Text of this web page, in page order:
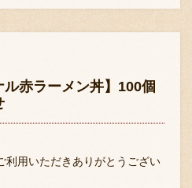
ル赤ラーメン丼】100個
利用いただきありがとうござい